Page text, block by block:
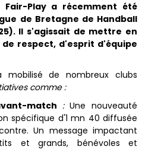
Fair-Play a récemment été
de Bretagne de Handball
Il s'agissait de mettre en
respect, d'esprit d'équipe
de nombreux clubs
comme :
match :Une nouveauté
spécifique d'1 mn 40 diffusée
Un message impactant
et grands, bénévoles et